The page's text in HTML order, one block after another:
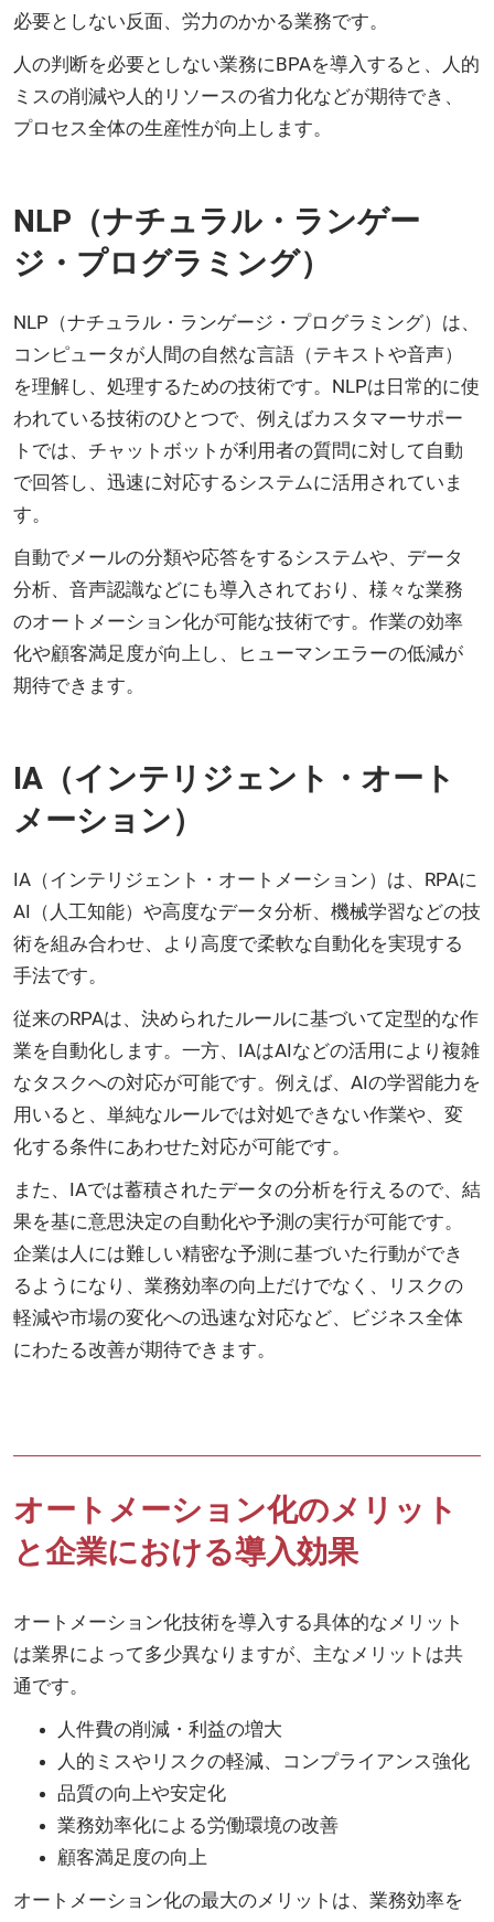
必要としない反面、労力のかかる業務です。
人の判断を必要としない業務にBPAを導入すると、人的
ミスの削減や人的リソースの省力化などが期待でき、
プロセス全体の生産性が向上します。
NLP（ナチュラル・ランゲー
ジ・プログラミング）
NLP（ナチュラル・ランゲージ・プログラミング）は、
コンピュータが人間の自然な言語（テキストや音声）
を理解し、処理するための技術です。NLPは日常的に使
われている技術のひとつで、例えばカスタマーサポー
トでは、チャットボットが利用者の質問に対して自動
で回答し、迅速に対応するシステムに活用されていま
す。
自動でメールの分類や応答をするシステムや、データ
分析、音声認識などにも導入されており、様々な業務
のオートメーション化が可能な技術です。作業の効率
化や顧客満足度が向上し、ヒューマンエラーの低減が
期待できます。
IA（インテリジェント・オート
メーション）
IA（インテリジェント・オートメーション）は、RPAに
AI（人工知能）や高度なデータ分析、機械学習などの技
術を組み合わせ、より高度で柔軟な自動化を実現する
手法です。
従来のRPAは、決められたルールに基づいて定型的な作
業を自動化します。一方、IAはAIなどの活用により複雑
なタスクへの対応が可能です。例えば、AIの学習能力を
用いると、単純なルールでは対処できない作業や、変
化する条件にあわせた対応が可能です。
また、IAでは蓄積されたデータの分析を行えるので、結
果を基に意思決定の自動化や予測の実行が可能です。
企業は人には難しい精密な予測に基づいた行動ができ
るようになり、業務効率の向上だけでなく、リスクの
軽減や市場の変化への迅速な対応など、ビジネス全体
にわたる改善が期待できます。
オートメーション化のメリット
と企業における導入効果
オートメーション化技術を導入する具体的なメリット
は業界によって多少異なりますが、主なメリットは共
通です。
人件費の削減・利益の増大
人的ミスやリスクの軽減、コンプライアンス強化
品質の向上や安定化
業務効率化による労働環境の改善
顧客満足度の向上
オートメーション化の最大のメリットは、業務効率を